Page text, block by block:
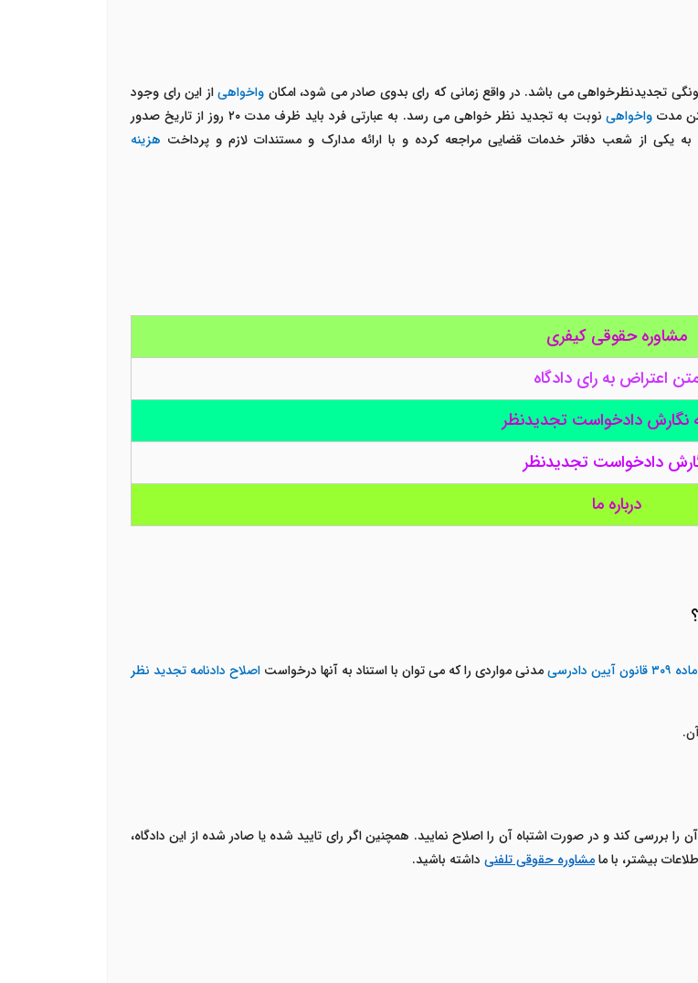
تجدیدنظرخواهی می باشد. در واقع زمانی که رای بدوی صادر می شود، امکان واخواهیاز این رای وجود
مدت واخواهینوبت به تجدید نظر خواهی می رسد. به عبارتی فرد باید ظرف مدت ۲۰ روز از تاریخ صدور
به یکی از شعب دفاتر خدمات قضایی مراجعه کرده و با ارائه مدارک و مستندات لازم و پرداخت هزینه
مشاوره حقوقی کیفری
اعتراض به رای دادگاه
نگارش دادخواست تجدیدنظر
دادخواست تجدیدنظر
درباره ما
ماده ۳۰۹ قانون آیین دادرسی مدنی مواردی را که می توان با استناد به آنها درخواست اصلاح دادنامه تجدید نظر
آن را بررسی کند و در صورت اشتباه آن را اصلاح نمایید. همچنین اگر رای تایید شده یا صادر شده از این دادگاه،
بیشتر، با مامشاوره حقوقی تلفنی داشته باشید.